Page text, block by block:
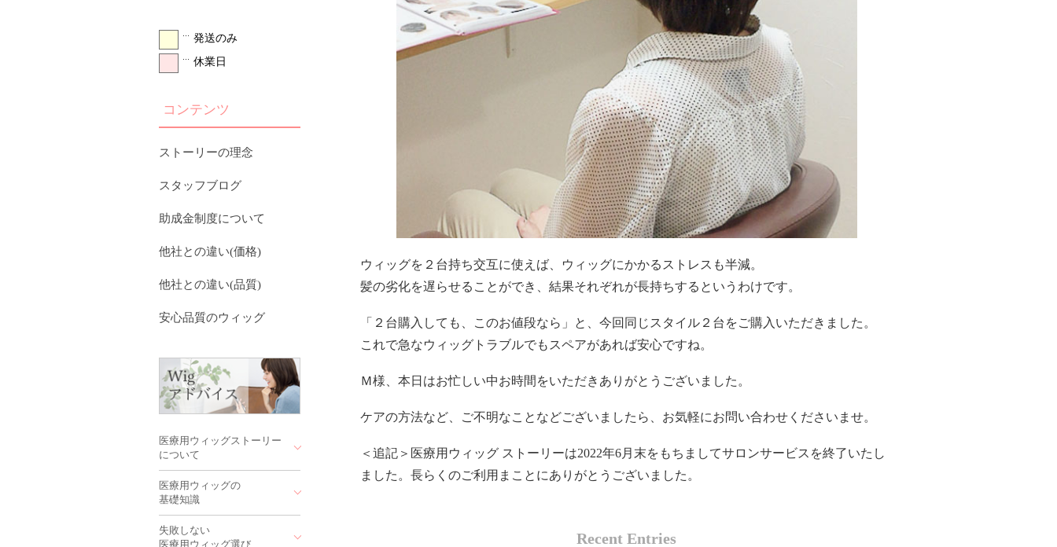
･･･ 発送のみ
･･･ 休業日
コンテンツ
ストーリーの理念
スタッフブログ
助成金制度について
他社との違い(価格)
他社との違い(品質)
安心品質のウィッグ
医療用ウィッグストーリー
について
医療用ウィッグストーリー
を作っている会社はどこ？
トーリー？
医療用ウィッグの
基礎知識
機械植えと手植えって
何が違うの？
失敗しない
医療用ウィッグ選び
ウィッグを２台持ち交互に使えば、ウィッグにかかるストレスも半減。
髪の劣化を遅らせることができ、結果それぞれが長持ちするというわけです。
「２台購入しても、このお値段なら」と、今回同じスタイル２台をご購入いただきました。
これで急なウィッグトラブルでもスペアがあれば安心ですね。
Ｍ様、本日はお忙しい中お時間をいただきありがとうございました。
ケアの方法など、ご不明なことなどございましたら、お気軽にお問い合わせくださいませ。
＜追記＞医療用ウィッグ ストーリーは2022年6月末をもちましてサロンサービスを終了いたし
ました。長らくのご利用まことにありがとうございました。
Recent Entries